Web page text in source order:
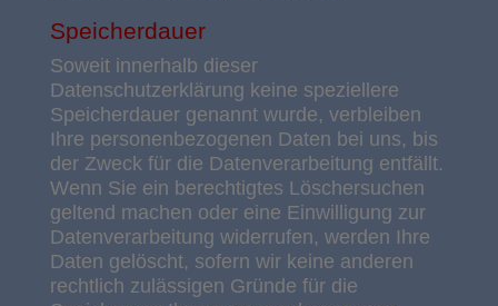
Speicherdauer
Soweit innerhalb dieser
Datenschutzerklärung keine speziellere
Speicherdauer genannt wurde, verbleiben
Ihre personenbezogenen Daten bei uns, bis
der Zweck für die Datenverarbeitung entfällt.
Wenn Sie ein berechtigtes Löschersuchen
geltend machen oder eine Einwilligung zur
Datenverarbeitung widerrufen, werden Ihre
Daten gelöscht, sofern wir keine anderen
rechtlich zulässigen Gründe für die